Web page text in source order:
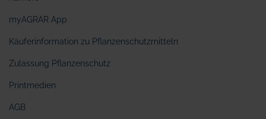
myAGRAR App
Käuferinformation zu Pflanzenschutzmitteln
Zulassung Pflanzenschutz
Printmedien
AGB